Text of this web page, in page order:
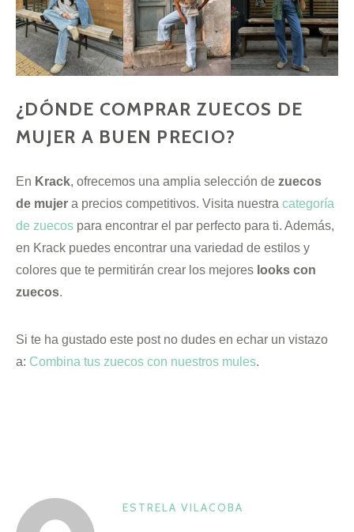
¿DÓNDE COMPRAR ZUECOS DE
MUJER A BUEN PRECIO?
En Krack, ofrecemos una amplia selección de zuecos
de mujer a precios competitivos. Visita nuestra categoría
de zuecos para encontrar el par perfecto para ti. Además,
en Krack puedes encontrar una variedad de estilos y
colores que te permitirán crear los mejores looks con
zuecos.
Si te ha gustado este post no dudes en echar un vistazo
a: Combina tus zuecos con nuestros mules.
ESTRELA VILACOBA